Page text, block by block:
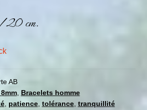
20 cm.
AB
, Bracelets homme
, patience, tolérance, tranquillité